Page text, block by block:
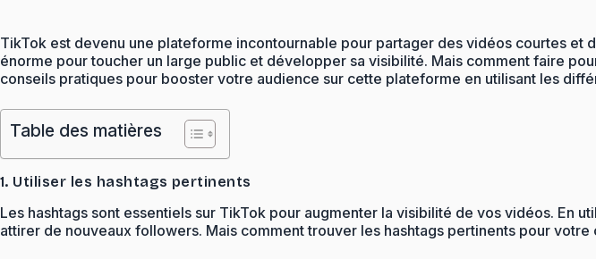
TikTok est devenu une plateforme incontournable pour partager des vidéos courtes et
énorme pour toucher un large public et développer sa visibilité. Mais comment faire
conseils pratiques pour booster votre audience sur cette plateforme en utilisant les
Table des matières
1. Utiliser les hashtags pertinents
Les hashtags sont essentiels sur TikTok pour augmenter la visibilité de vos vidéos. En
attirer de nouveaux followers. Mais comment trouver les hashtags pertinents pour votre